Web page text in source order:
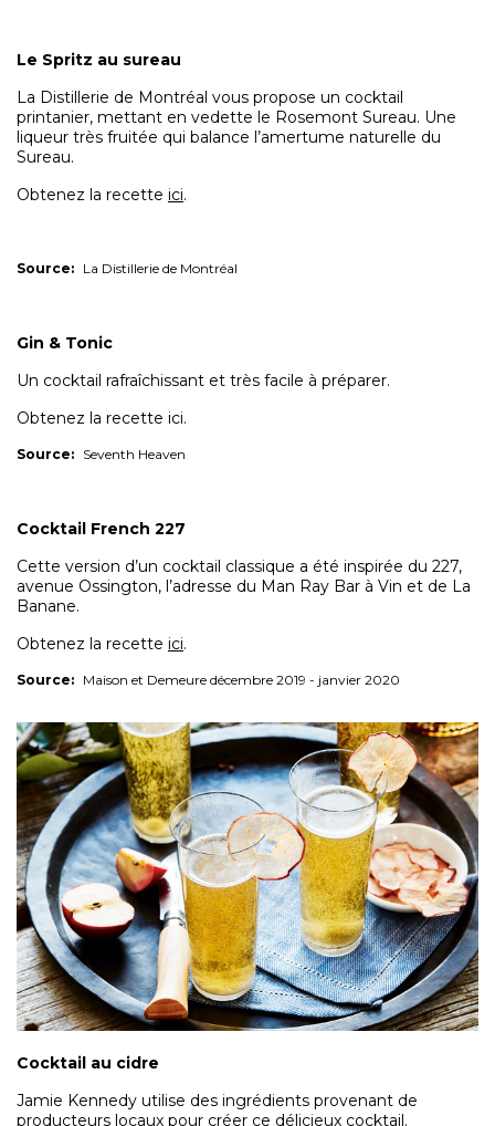
Le Spritz au sureau
La Distillerie de Montréal vous propose un cocktail
printanier, mettant en vedette le Rosemont Sureau. Une
liqueur très fruitée qui balance l’amertume naturelle du
Sureau.
Obtenez la recette ici.
Source: La Distillerie de Montréal
Gin & Tonic
Un cocktail rafraîchissant et très facile à préparer.
Obtenez la recette ici.
Source: Seventh Heaven
Cocktail French 227
Cette version d’un cocktail classique a été inspirée du 227,
avenue Ossington, l’adresse du Man Ray Bar à Vin et de La
Banane.
Obtenez la recette ici.
Source: Maison et Demeure décembre 2019 - janvier 2020
Cocktail au cidre
Jamie Kennedy utilise des ingrédients provenant de
producteurs locaux pour créer ce délicieux cocktail.